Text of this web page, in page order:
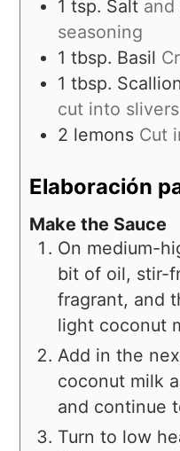
1 tsp. Salt and
seasoning
1 tbsp. Basil
1 tbsp.
cut into slivers
2 lemons Cut
Elaboración
Make the Sauce
On medium-
bit of oil, stir-
fragrant, and
light coconut
Add in the
coconut milk
and continue
Turn to low